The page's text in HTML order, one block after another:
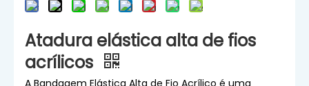
Atadura elástica alta de fios
acrílicos
A Bandagem Elástica Alta de Fio Acrílico é uma